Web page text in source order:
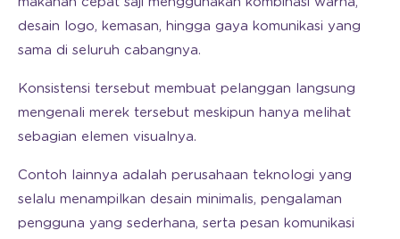
desain logo, kemasan, hingga gaya komunikasi yang
sama di seluruh cabangnya.
Konsistensi tersebut membuat pelanggan langsung
mengenali merek tersebut meskipun hanya melihat
sebagian elemen visualnya.
Contoh lainnya adalah perusahaan teknologi yang
selalu menampilkan desain minimalis, pengalaman
pengguna yang sederhana, serta pesan komunikasi